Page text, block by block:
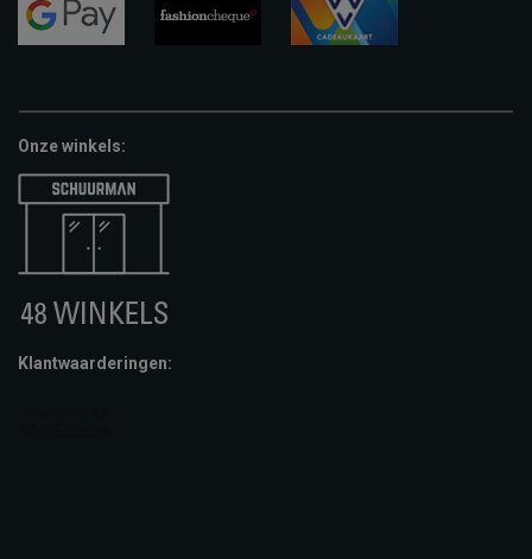
pay
Onze winkels:
Klantwaarderingen: